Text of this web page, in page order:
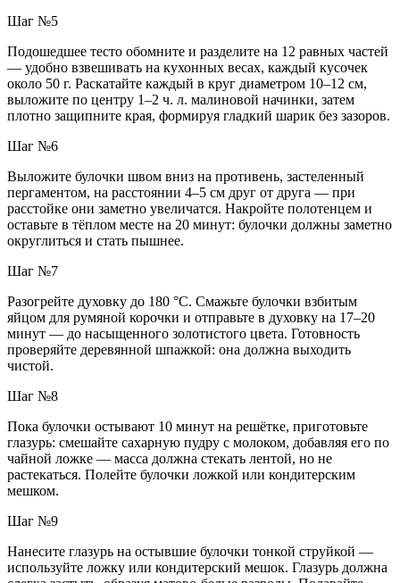
Шаг №5
Подошедшее тесто обомните и разделите на 12 равных частей
— удобно взвешивать на кухонных весах, каждый кусочек
около 50 г. Раскатайте каждый в круг диаметром 10–12 см,
выложите по центру 1–2 ч. л. малиновой начинки, затем
плотно защипните края, формируя гладкий шарик без зазоров.
Шаг №6
Выложите булочки швом вниз на противень, застеленный
пергаментом, на расстоянии 4–5 см друг от друга — при
расстойке они заметно увеличатся. Накройте полотенцем и
оставьте в тёплом месте на 20 минут: булочки должны заметно
округлиться и стать пышнее.
Шаг №7
Разогрейте духовку до 180 °C. Смажьте булочки взбитым
яйцом для румяной корочки и отправьте в духовку на 17–20
минут — до насыщенного золотистого цвета. Готовность
проверяйте деревянной шпажкой: она должна выходить
чистой.
Шаг №8
Пока булочки остывают 10 минут на решётке, приготовьте
глазурь: смешайте сахарную пудру с молоком, добавляя его по
чайной ложке — масса должна стекать лентой, но не
растекаться. Полейте булочки ложкой или кондитерским
мешком.
Шаг №9
Нанесите глазурь на остывшие булочки тонкой струйкой —
используйте ложку или кондитерский мешок. Глазурь должна